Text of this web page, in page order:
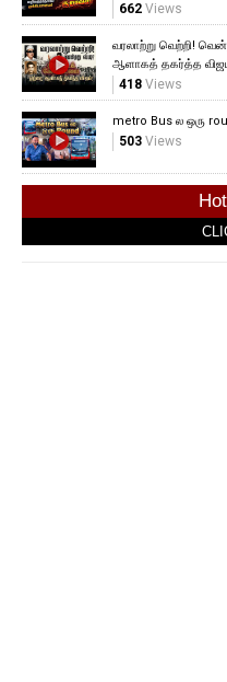
662Views
வரலாற்று வெற்றி!
ஆளாகத் தகர்த்த
418Views
metro Bus ல ஒரு
503Views